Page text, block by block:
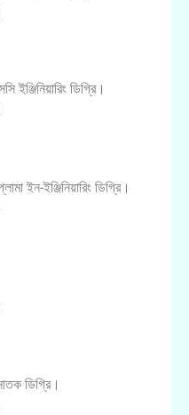
ইঞ্জিনিয়ারিং ডিগ্রি।
ইন-ইঞ্জিনিয়ারিং ডিগ্রি।
ডিগ্রি।